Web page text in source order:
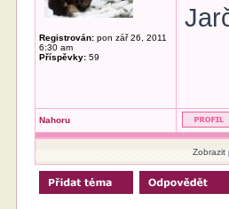
Registrován: pon zář 26, 2011
6:30 am
Příspěvky: 59
Nahoru
Zobrazit